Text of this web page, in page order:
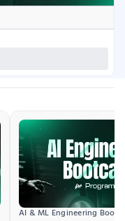
AI & ML Engineering